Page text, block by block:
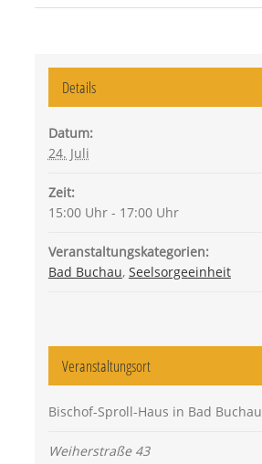
Details
Datum:
24. Juli
Zeit:
15:00 Uhr - 17:00 Uhr
Veranstaltungskategorien:
Bad Buchau, Seelsorgeeinheit
Veranstaltungsort
Bischof-Sproll-Haus in Bad Buchau
Weiherstraße 43